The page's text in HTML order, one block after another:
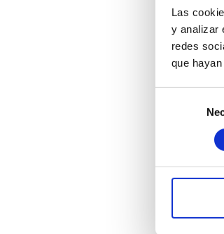
Las
y analizar
redes
que